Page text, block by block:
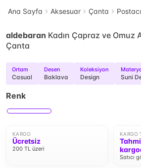
Ana Sayfa Aksesuar Çanta
aldebaran Kadın Çapraz ve Omuz
Çanta
Ortam
Casual
Desen
Baklava
Koleksiyon
Design Suni
Renk
KARGO
Ücretsiz
200 TL üzeri
KARGO
Satıcı